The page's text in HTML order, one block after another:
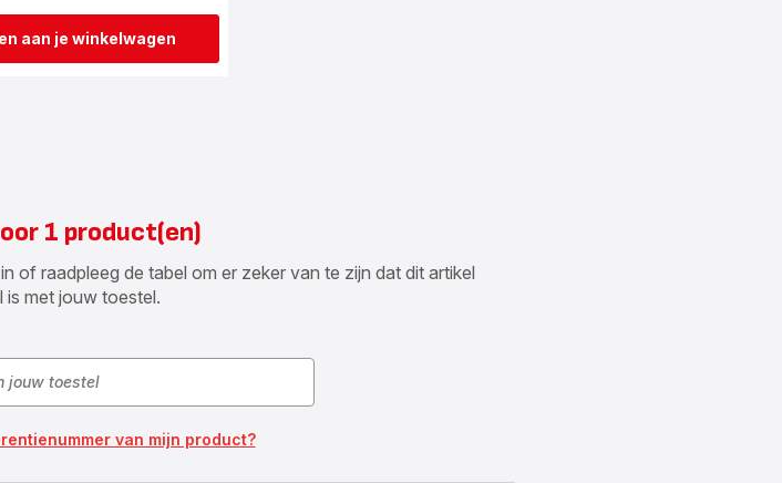
aan je winkelwagen
1 product(en)
of raadpleeg de tabel om er zeker van te zijn dat dit artikel
is met jouw toestel.
van mijn product?